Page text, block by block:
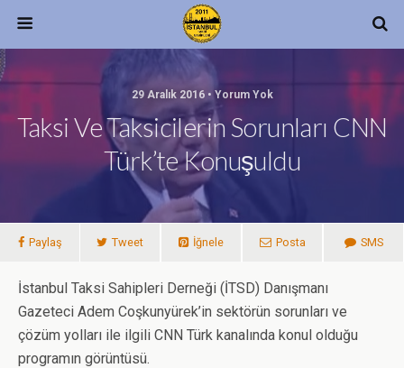
29 Aralık 2016 • Yorum Yok
Taksi Ve Taksicilerin Sorunları CNN
Türk’te Konuşuldu
Paylaş Tweet İğnele Posta SMS
İstanbul Taksi Sahipleri Derneği (İTSD) Danışmanı
Gazeteci Adem Coşkunyürek’in sektörün sorunları ve
çözüm yolları ile ilgili CNN Türk kanalında konul olduğu
programın görüntüsü.